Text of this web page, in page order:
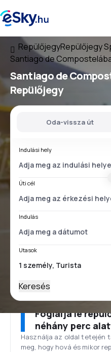
RepülőjegyRepülőjegy
Santiago de
Santiago de
Repülőjegy
Oda-vissza út
Indulási hely
Úti cél
Indulás
Utasok
Keresés
Foglalja le
néhány perc
Használja az oldal tetején
meg, hogy hová és mikor